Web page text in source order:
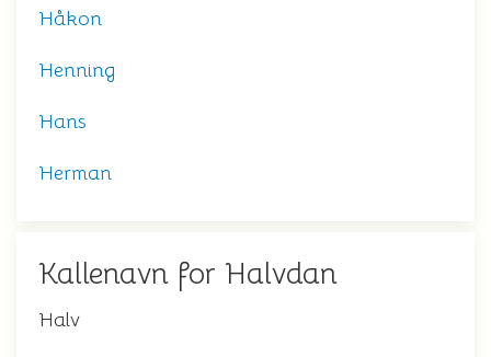
Håkon
Henning
Hans
Herman
Kallenavn for Halvdan
Halv